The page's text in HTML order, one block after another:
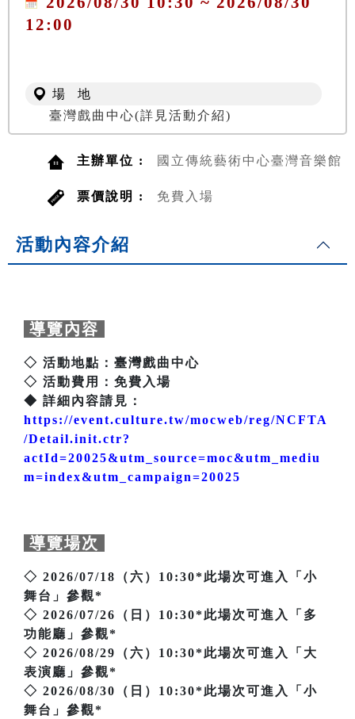
12:00
場 地
臺灣戲曲中心(詳見活動介紹)
主辦單位 : 國立傳統藝術中心臺灣音樂館
票價說明 : 免費入場
活動內容介紹
導覽內容
◇ 活動地點：臺灣戲曲中心
◇ 活動費用：免費入場
◆ 詳細內容請見：
https://event.culture.tw/mocweb/reg/NCFTA
/Detail.init.ctr?
actId=20025&utm_source=moc&utm_mediu
m=index&utm_campaign=20025
導覽場次
◇ 2026/07/18（六）10:30*此場次可進入「小
舞台」參觀*
◇ 2026/07/26（日）10:30*此場次可進入「多
功能廳」參觀*
◇ 2026/08/29（六）10:30*此場次可進入「大
表演廳」參觀*
◇ 2026/08/30（日）10:30*此場次可進入「小
舞台」參觀*